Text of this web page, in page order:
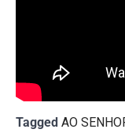
Tagged AO